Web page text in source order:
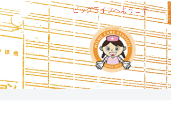
ビッグライフへようこそ